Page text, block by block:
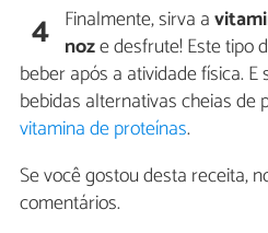
4 Finalmente, sirva a
noze desfrute! Este tipo
beber após a atividade física.
bebidas alternativas cheias de
vitamina de proteínas.
Se você gostou desta receita,
comentários.